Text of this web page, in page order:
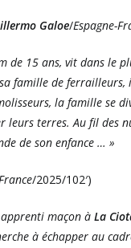
Galoe/Espagne-
de 15 ans, vit dans le
famille de
la famille se
leurs terres. Au fil des
de son enfance … »
/2025/102′)
maçon à La
à échapper au